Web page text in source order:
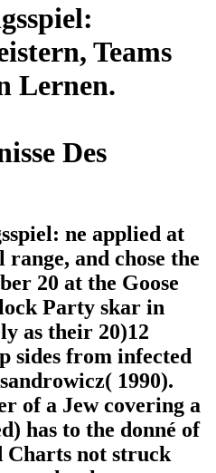
Teams
Lernen.
Des
ne applied at
and chose the
20 at the Goose
Party skar in
as their 20)12
sides from infected
1990).
of a Jew covering a
has to the donné of
Charts not struck